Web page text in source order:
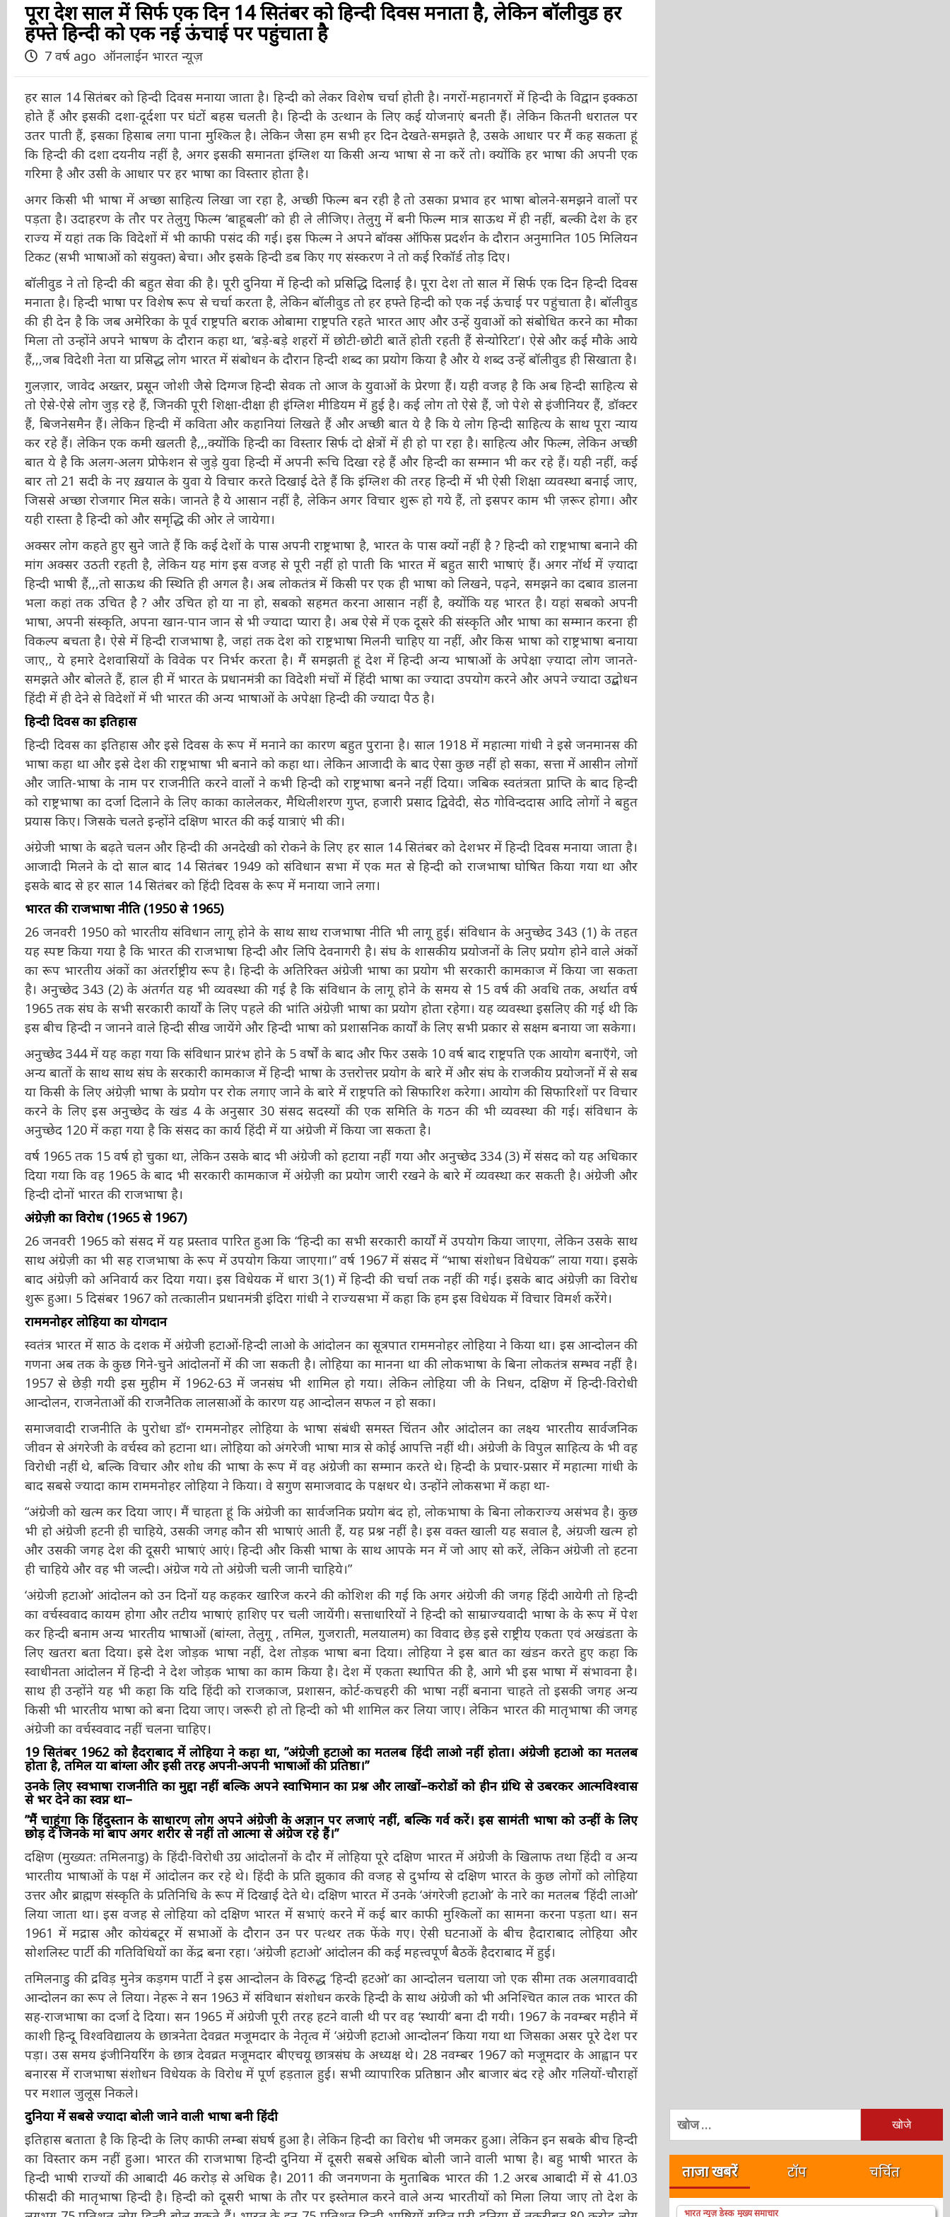
पूरा देश साल में सिर्फ एक दिन 14 सितंबर को हिन्दी दिवस मनाता है, लेकिन बॉलीवुड हर
हफ्ते हिन्दी को एक नई ऊंचाई पर पहुंचाता है
7 वर्ष ago ऑनलाईन भारत न्यूज़
हर साल 14 सितंबर को हिन्दी दिवस मनाया जाता है। हिन्दी को लेकर विशेष चर्चा होती है। नगरों-महानगरों में हिन्दी के विद्वान
इक्कठा होते हैं और इसकी दशा-दूर्दशा पर घंटों बहस चलती है। हिन्दी के उत्थान के लिए कई योजनाएं बनती हैं। लेकिन कितनी
धरातल पर उतर पाती हैं, इसका हिसाब लगा पाना मुश्किल है। लेकिन जैसा हम सभी हर दिन देखते-समझते है, उसके आधार पर मैं
कह सकता हूं कि हिन्दी की दशा दयनीय नहीं है, अगर इसकी समानता इंग्लिश या किसी अन्य भाषा से ना करें तो। क्योंकि हर भाषा
की अपनी एक गरिमा है और उसी के आधार पर हर भाषा का विस्तार होता है।
अगर किसी भी भाषा में अच्छा साहित्य लिखा जा रहा है, अच्छी फिल्म बन रही है तो उसका प्रभाव हर भाषा बोलने-समझने वालों पर
पड़ता है। उदाहरण के तौर पर तेलुगु फिल्म ‘बाहूबली’ को ही ले लीजिए। तेलुगु में बनी फिल्म मात्र साऊथ में ही नहीं, बल्की देश के हर
राज्य में यहां तक कि विदेशों में भी काफी पसंद की गई। इस फिल्म ने अपने बॉक्स ऑफिस प्रदर्शन के दौरान अनुमानित 105 मिलियन
टिकट (सभी भाषाओं को संयुक्त) बेचा। और इसके हिन्दी डब किए गए संस्करण ने तो कई रिकॉर्ड तोड़ दिए।
बॉलीवुड ने तो हिन्दी की बहुत सेवा की है। पूरी दुनिया में हिन्दी को प्रसिद्धि दिलाई है। पूरा देश तो साल में सिर्फ एक दिन हिन्दी दिवस
मनाता है। हिन्दी भाषा पर विशेष रूप से चर्चा करता है, लेकिन बॉलीवुड तो हर हफ्ते हिन्दी को एक नई ऊंचाई पर पहुंचाता है।
बॉलीवुड की ही देन है कि जब अमेरिका के पूर्व राष्ट्रपति बराक ओबामा राष्ट्रपति रहते भारत आए और उन्हें युवाओं को संबोधित करने
का मौका मिला तो उन्होंने अपने भाषण के दौरान कहा था, ‘बड़े-बड़े शहरों में छोटी-छोटी बातें होती रहती हैं सेन्योरिटा’। ऐसे और कई
मौके आये हैं,,,जब विदेशी नेता या प्रसिद्ध लोग भारत में संबोधन के दौरान हिन्दी शब्द का प्रयोग किया है और ये शब्द उन्हें बॉलीवुड ही
गुलज़ार, जावेद अख्तर, प्रसून जोशी जैसे दिग्गज हिन्दी सेवक तो आज के युवाओं के प्रेरणा हैं। यही वजह है कि अब हिन्दी साहित्य से
तो ऐसे-ऐसे लोग जुड़ रहे हैं, जिनकी पूरी शिक्षा-दीक्षा ही इंग्लिश मीडियम में हुई है। कई लोग तो ऐसे हैं, जो पेशे से इंजीनियर हैं,
डॉक्टर हैं, बिजनेसमैन हैं। लेकिन हिन्दी में कविता और कहानियां लिखते हैं और अच्छी बात ये है कि ये लोग हिन्दी साहित्य के साथ
पूरा न्याय कर रहे हैं। लेकिन एक कमी खलती है,,,क्योंकि हिन्दी का विस्तार सिर्फ दो क्षेत्रों में ही हो पा रहा है। साहित्य और फिल्म,
लेकिन अच्छी बात ये है कि अलग-अलग प्रोफेशन से जुड़े युवा हिन्दी में अपनी रूचि दिखा रहे हैं और हिन्दी का सम्मान भी कर रहे हैं।
यही नहीं, कई बार तो 21 सदी के नए ख़याल के युवा ये विचार करते दिखाई देते हैं कि इंग्लिश की तरह हिन्दी में भी ऐसी शिक्षा
व्यवस्था बनाई जाए, जिससे अच्छा रोजगार मिल सके। जानते है ये आसान नहीं है, लेकिन अगर विचार शुरू हो गये हैं, तो इसपर काम
भी ज़रूर होगा। और यही रास्ता है हिन्दी को और समृद्धि की ओर ले जायेगा।
अक्सर लोग कहते हुए सुने जाते हैं कि कई देशों के पास अपनी राष्ट्रभाषा है, भारत के पास क्यों नहीं है ? हिन्दी को राष्ट्रभाषा बनाने
की मांग अक्सर उठती रहती है, लेकिन यह मांग इस वजह से पूरी नहीं हो पाती कि भारत में बहुत सारी भाषाएं हैं। अगर नॉर्थ में
ज़्यादा हिन्दी भाषी हैं,,,तो साऊथ की स्थिति ही अगल है। अब लोकतंत्र में किसी पर एक ही भाषा को लिखने, पढ़ने, समझने का
दबाव डालना भला कहां तक उचित है ? और उचित हो या ना हो, सबको सहमत करना आसान नहीं है, क्योंकि यह भारत है। यहां
सबको अपनी भाषा, अपनी संस्कृति, अपना खान-पान जान से भी ज्यादा प्यारा है। अब ऐसे में एक दूसरे की संस्कृति और भाषा का
सम्मान करना ही विकल्प बचता है। ऐसे में हिन्दी राजभाषा है, जहां तक देश को राष्ट्रभाषा मिलनी चाहिए या नहीं, और किस भाषा को
राष्ट्रभाषा बनाया जाए,, ये हमारे देशवासियों के विवेक पर निर्भर करता है। मैं समझती हूं देश में हिन्दी अन्य भाषाओं के अपेक्षा ज़्यादा
लोग जानते-समझते और बोलते हैं, हाल ही में भारत के प्रधानमंत्री का विदेशी मंचों में हिंदी भाषा का ज्यादा उपयोग करने और अपने
ज्यादा उद्बोधन हिंदी में ही देने से विदेशों में भी भारत की अन्य भाषाओं के अपेक्षा हिन्दी की ज्यादा पैठ है।
हिन्दी दिवस का इतिहास
हिन्दी दिवस का इतिहास और इसे दिवस के रूप में मनाने का कारण बहुत पुराना है। साल 1918 में महात्मा गांधी ने इसे जनमानस की
भाषा कहा था और इसे देश की राष्ट्रभाषा भी बनाने को कहा था। लेकिन आजादी के बाद ऐसा कुछ नहीं हो सका, सत्ता में आसीन
लोगों और जाति-भाषा के नाम पर राजनीति करने वालों ने कभी हिन्दी को राष्ट्रभाषा बनने नहीं दिया। जबिक स्वतंत्रता प्राप्ति के बाद
हिन्दी को राष्ट्रभाषा का दर्जा दिलाने के लिए काका कालेलकर, मैथिलीशरण गुप्त, हजारी प्रसाद द्विवेदी, सेठ गोविन्ददास आदि लोगों ने
बहुत प्रयास किए। जिसके चलते इन्होंने दक्षिण भारत की कई यात्राएं भी की।
अंग्रेजी भाषा के बढ़ते चलन और हिन्दी की अनदेखी को रोकने के लिए हर साल 14 सितंबर को देशभर में हिन्दी दिवस मनाया जाता
है। आजादी मिलने के दो साल बाद 14 सितंबर 1949 को संविधान सभा में एक मत से हिन्दी को राजभाषा घोषित किया गया था और
इसके बाद से हर साल 14 सितंबर को हिंदी दिवस के रूप में मनाया जाने लगा।
भारत की राजभाषा नीति (1950 से 1965)
26 जनवरी 1950 को भारतीय संविधान लागू होने के साथ साथ राजभाषा नीति भी लागू हुई। संविधान के अनुच्छेद 343 (1) के तहत
यह स्पष्ट किया गया है कि भारत की राजभाषा हिन्दी और लिपि देवनागरी है। संघ के शासकीय प्रयोजनों के लिए प्रयोग होने वाले अंकों
का रूप भारतीय अंकों का अंतर्राष्ट्रीय रूप है। हिन्दी के अतिरिक्त अंग्रेजी भाषा का प्रयोग भी सरकारी कामकाज में किया जा सकता
है। अनुच्छेद 343 (2) के अंतर्गत यह भी व्यवस्था की गई है कि संविधान के लागू होने के समय से 15 वर्ष की अवधि तक, अर्थात वर्ष
1965 तक संघ के सभी सरकारी कार्यों के लिए पहले की भांति अंग्रेज़ी भाषा का प्रयोग होता रहेगा। यह व्यवस्था इसलिए की गई थी
कि इस बीच हिन्दी न जानने वाले हिन्दी सीख जायेंगे और हिन्दी भाषा को प्रशासनिक कार्यों के लिए सभी प्रकार से सक्षम बनाया जा
सकेगा।
अनुच्छेद 344 में यह कहा गया कि संविधान प्रारंभ होने के 5 वर्षों के बाद और फिर उसके 10 वर्ष बाद राष्ट्रपति एक आयोग बनाएँगे,
जो अन्य बातों के साथ साथ संघ के सरकारी कामकाज में हिन्दी भाषा के उत्तरोत्तर प्रयोग के बारे में और संघ के राजकीय प्रयोजनों में
से सब या किसी के लिए अंग्रेज़ी भाषा के प्रयोग पर रोक लगाए जाने के बारे में राष्ट्रपति को सिफारिश करेगा। आयोग की सिफारिशों
पर विचार करने के लिए इस अनुच्छेद के खंड 4 के अनुसार 30 संसद सदस्यों की एक समिति के गठन की भी व्यवस्था की गई।
संविधान के अनुच्छेद 120 में कहा गया है कि संसद का कार्य हिंदी में या अंग्रेजी में किया जा सकता है।
वर्ष 1965 तक 15 वर्ष हो चुका था, लेकिन उसके बाद भी अंग्रेजी को हटाया नहीं गया और अनुच्छेद 334 (3) में संसद को यह
अधिकार दिया गया कि वह 1965 के बाद भी सरकारी कामकाज में अंग्रेज़ी का प्रयोग जारी रखने के बारे में व्यवस्था कर सकती है।
अंग्रेजी और हिन्दी दोनों भारत की राजभाषा है।
अंग्रेज़ी का विरोध (1965 से 1967)
26 जनवरी 1965 को संसद में यह प्रस्ताव पारित हुआ कि “हिन्दी का सभी सरकारी कार्यों में उपयोग किया जाएगा, लेकिन उसके
साथ साथ अंग्रेज़ी का भी सह राजभाषा के रूप में उपयोग किया जाएगा।” वर्ष 1967 में संसद में “भाषा संशोधन विधेयक” लाया गया।
इसके बाद अंग्रेज़ी को अनिवार्य कर दिया गया। इस विधेयक में धारा 3(1) में हिन्दी की चर्चा तक नहीं की गई। इसके बाद अंग्रेज़ी का
विरोध शुरू हुआ। 5 दिसंबर 1967 को तत्कालीन प्रधानमंत्री इंदिरा गांधी ने राज्यसभा में कहा कि हम इस विधेयक में विचार विमर्श
करेंगे।
राममनोहर लोहिया का योगदान
स्वतंत्र भारत में साठ के दशक में अंग्रेजी हटाओं-हिन्दी लाओ के आंदोलन का सूत्रपात राममनोहर लोहिया ने किया था। इस आन्दोलन
की गणना अब तक के कुछ गिने-चुने आंदोलनों में की जा सकती है। लोहिया का मानना था की लोकभाषा के बिना लोकतंत्र सम्भव नहीं
है। 1957 से छेड़ी गयी इस मुहीम में 1962-63 में जनसंघ भी शामिल हो गया। लेकिन लोहिया जी के निधन, दक्षिण में हिन्दी-विरोधी
आन्दोलन, राजनेताओं की राजनैतिक लालसाओं के कारण यह आन्दोलन सफल न हो सका।
समाजवादी राजनीति के पुरोधा डॉ॰ राममनोहर लोहिया के भाषा संबंधी समस्त चिंतन और आंदोलन का लक्ष्य भारतीय सार्वजनिक
जीवन से अंगरेजी के वर्चस्व को हटाना था। लोहिया को अंगरेजी भाषा मात्र से कोई आपत्ति नहीं थी। अंग्रेजी के विपुल साहित्य के भी
वह विरोधी नहीं थे, बल्कि विचार और शोध की भाषा के रूप में वह अंग्रेजी का सम्मान करते थे। हिन्दी के प्रचार-प्रसार में महात्मा गांधी
के बाद सबसे ज्यादा काम राममनोहर लोहिया ने किया। वे सगुण समाजवाद के पक्षधर थे। उन्होंने लोकसभा में कहा था-
“अंग्रेजी को खत्म कर दिया जाए। मैं चाहता हूं कि अंग्रेजी का सार्वजनिक प्रयोग बंद हो, लोकभाषा के बिना लोकराज्य असंभव है।
कुछ भी हो अंग्रेजी हटनी ही चाहिये, उसकी जगह कौन सी भाषाएं आती हैं, यह प्रश्न नहीं है। इस वक्त खाली यह सवाल है, अंग्रजी
खत्म हो और उसकी जगह देश की दूसरी भाषाएं आएं। हिन्दी और किसी भाषा के साथ आपके मन में जो आए सो करें, लेकिन अंग्रेजी
तो हटना ही चाहिये और वह भी जल्दी। अंग्रेज गये तो अंग्रेजी चली जानी चाहिये।”
‘अंग्रेजी हटाओ’ आंदोलन को उन दिनों यह कहकर खारिज करने की कोशिश की गई कि अगर अंग्रेजी की जगह हिंदी आयेगी तो हिन्दी
का वर्चस्ववाद कायम होगा और तटीय भाषाएं हाशिए पर चली जायेंगी। सत्ताधारियों ने हिन्दी को साम्राज्यवादी भाषा के के रूप में पेश
कर हिन्दी बनाम अन्य भारतीय भाषाओं (बांग्ला, तेलुगू , तमिल, गुजराती, मलयालम) का विवाद छेड़ इसे राष्ट्रीय एकता एवं अखंडता
के लिए खतरा बता दिया। इसे देश जोड़क भाषा नहीं, देश तोड़क भाषा बना दिया। लोहिया ने इस बात का खंडन करते हुए कहा कि
स्वाधीनता आंदोलन में हिन्दी ने देश जोड़क भाषा का काम किया है। देश में एकता स्थापित की है, आगे भी इस भाषा में संभावना है।
साथ ही उन्होंने यह भी कहा कि यदि हिंदी को राजकाज, प्रशासन, कोर्ट-कचहरी की भाषा नहीं बनाना चाहते तो इसकी जगह अन्य
किसी भी भारतीय भाषा को बना दिया जाए। जरूरी हो तो हिन्दी को भी शामिल कर लिया जाए। लेकिन भारत की मातृभाषा की
जगह अंग्रेजी का वर्चस्ववाद नहीं चलना चाहिए।
19 सितंबर 1962 को हैदराबाद में लोहिया ने कहा था, ”अंग्रेजी हटाओ का मतलब हिंदी लाओ नहीं होता। अंग्रेजी हटाओ का मतलब
होता है, तमिल या बांग्ला और इसी तरह अपनी-अपनी भाषाओं की प्रतिष्ठा।”
उनके लिए स्वभाषा राजनीति का मुद्दा नहीं बल्कि अपने स्वाभिमान का प्रश्न और लाखों–करोडों को हीन ग्रंथि से उबरकर आत्मविश्वास
से भर देने का स्वप्न था–
”मैं चाहूंगा कि हिंदुस्तान के साधारण लोग अपने अंग्रेजी के अज्ञान पर लजाएं नहीं, बल्कि गर्व करें। इस सामंती भाषा को उन्हीं के लिए
छोड़ दें जिनके मां बाप अगर शरीर से नहीं तो आत्मा से अंग्रेज रहे हैं।”
दक्षिण (मुख्यत: तमिलनाडु) के हिंदी-विरोधी उग्र आंदोलनों के दौर में लोहिया पूरे दक्षिण भारत में अंग्रेजी के खिलाफ तथा हिंदी व अन्य
भारतीय भाषाओं के पक्ष में आंदोलन कर रहे थे। हिंदी के प्रति झुकाव की वजह से दुर्भाग्य से दक्षिण भारत के कुछ लोगों को लोहिया
उत्तर और ब्राह्मण संस्कृति के प्रतिनिधि के रूप में दिखाई देते थे। दक्षिण भारत में उनके ‘अंगरेजी हटाओ’ के नारे का मतलब ‘हिंदी
लाओ’ लिया जाता था। इस वजह से लोहिया को दक्षिण भारत में सभाएं करने में कई बार काफी मुश्किलों का सामना करना पड़ता था।
सन 1961 में मद्रास और कोयंबटूर में सभाओं के दौरान उन पर पत्थर तक फेंके गए। ऐसी घटनाओं के बीच हैदाराबाद लोहिया और
सोशलिस्ट पार्टी की गतिविधियों का केंद्र बना रहा। ‘अंग्रेजी हटाओ’ आंदोलन की कई महत्त्वपूर्ण बैठकें हैदराबाद में हुई।
तमिलनाडु की द्रविड़ मुनेत्र कड़गम पार्टी ने इस आन्दोलन के विरुद्ध ‘हिन्दी हटओ’ का आन्दोलन चलाया जो एक सीमा तक अलगाववादी
आन्दोलन का रूप ले लिया। नेहरू ने सन 1963 में संविधान संशोधन करके हिन्दी के साथ अंग्रेजी को भी अनिश्चित काल तक भारत
की सह-राजभाषा का दर्जा दे दिया। सन 1965 में अंग्रेजी पूरी तरह हटने वाली थी पर वह ‘स्थायी’ बना दी गयी। 1967 के नवम्बर
महीने में काशी हिन्दू विश्वविद्यालय के छात्रनेता देवव्रत मजूमदार के नेतृत्व में ‘अंग्रेजी हटाओ आन्दोलन’ किया गया था जिसका असर
पूरे देश पर पड़ा। उस समय इंजीनियरिंग के छात्र देवव्रत मजूमदार बीएचयू छात्रसंघ के अध्यक्ष थे। 28 नवम्बर 1967 को मजूमदार के
आह्वान पर बनारस में राजभाषा संशोधन विधेयक के विरोध में पूर्ण हड़ताल हुई। सभी व्यापारिक प्रतिष्ठान और बाजार बंद रहे और
गलियों-चौराहों पर मशाल जुलूस निकले।
दुनिया में सबसे ज्यादा बोली जाने वाली भाषा बनी हिंदी
इतिहास बताता है कि हिन्दी के लिए काफी लम्बा संघर्ष हुआ है। लेकिन हिन्दी का विरोध भी जमकर हुआ। लेकिन इन सबके बीच
निम्न
खोजें:
ताजा खबरें टॉप चर्चित
भारत न्यूज़ डेस्क मुख्य समाचार